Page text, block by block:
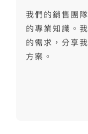
我們的銷售團
的專業知識。
的需求，分享
方案。